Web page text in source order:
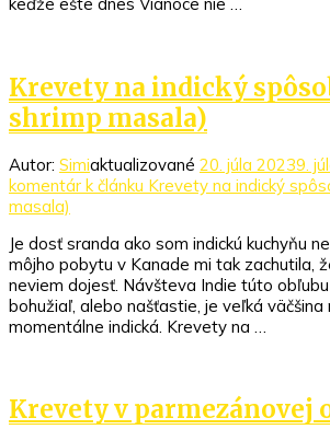
Krevety na indický
shrimp masala)
Autor: Simiaktualizované 20. júla 20239.
komentár k článku Krevety na indický
masala)
Je dosť sranda ako som indickú kuchyňu
môjho pobytu v Kanade mi tak zachutila,
neviem dojesť. Návšteva Indie túto
bohužiaľ, alebo našťastie, je veľká
momentálne indická. Krevety na …
Krevety v parmezánovej